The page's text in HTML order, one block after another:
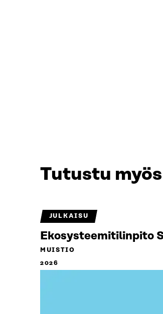
Tutustu myös
JULKAISU
Ekosysteemitilinpito
MUISTIO
2026